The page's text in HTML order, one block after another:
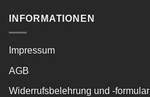
INFORMATIONEN
Impressum
AGB
Widerrufsbelehrung und -formular